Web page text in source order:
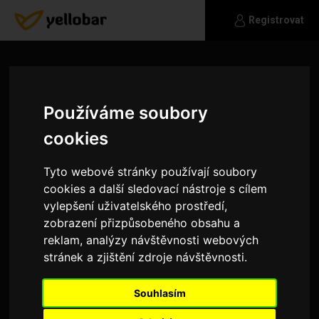
Používáme soubory
cookies
Tyto webové stránky používají soubory
cookies a další sledovací nástroje s cílem
vylepšení uživatelského prostředí,
zobrazení přizpůsobeného obsahu a
reklam, analýzy návštěvnosti webových
stránek a zjištění zdroje návštěvnosti.
Souhlasím
Registrovat
CasualCelebrity
Ahoj, hledám holku tak cca mezi 20-30 lety, která
by měla zájem o dopisování, můžeme si povídat